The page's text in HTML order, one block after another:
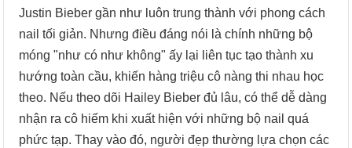
Justin Bieber gần như luôn trung thành với phong cách
nail tối giản. Nhưng điều đáng nói là chính những bộ
móng "như có như không" ấy lại liên tục tạo thành xu
hướng toàn cầu, khiến hàng triệu cô nàng thi nhau học
theo. Nếu theo dõi Hailey Bieber đủ lâu, có thể dễ dàng
nhận ra cô hiếm khi xuất hiện với những bộ nail quá
phức tạp. Thay vào đó, người đẹp thường lựa chọn các